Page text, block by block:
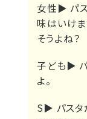
女性▶ パ
味はいけま
そうよね？
子ども▶
よ。
S▶ パスタ